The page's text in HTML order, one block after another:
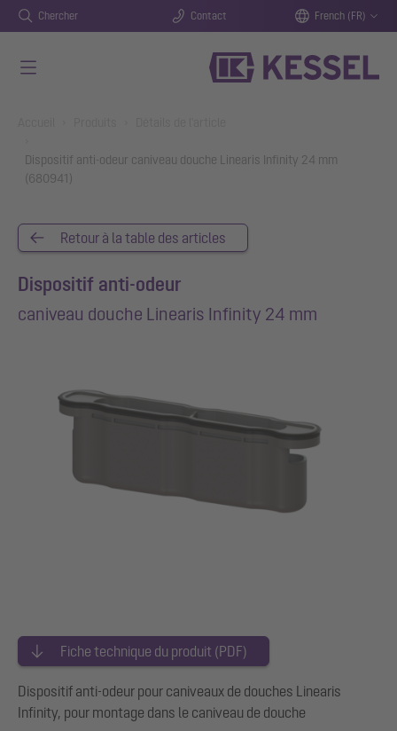
Chercher Contact French (FR)
Dispositif anti-odeur caniveau douche Linearis Infinity 24 mm
(680941)
Retour à la table des articles
Dispositif anti-odeur
caniveau douche Linearis Infinity 24 mm
Fiche technique du produit (PDF)
Dispositif anti-odeur pour caniveaux de douches Linearis
Infinity, pour montage dans le caniveau de douche